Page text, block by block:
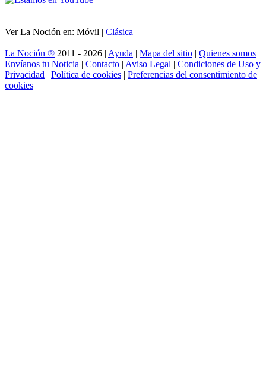
Ver La Noción en: Móvil | Clásica
La Noción ® 2011 - 2026 | Ayuda | Mapa del sitio | Quienes somos |
Envíanos tu Noticia | Contacto | Aviso Legal | Condiciones de Uso y
Privacidad | Política de cookies | Preferencias del consentimiento de
cookies